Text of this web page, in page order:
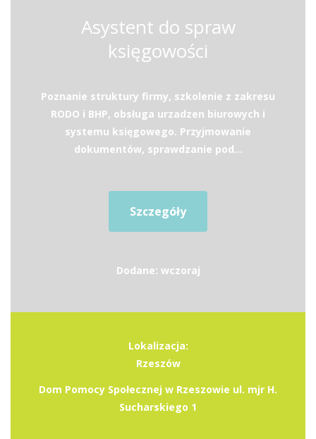
Asystent do spraw
księgowości
Poznanie struktury firmy, szkolenie z zakresu
RODO i BHP, obsługa urzadzen biurowych i
systemu księgowego. Przyjmowanie
dokumentów, sprawdzanie pod...
Szczegóły
Dodane: wczoraj
Lokalizacja:
Rzeszów
Dom Pomocy Społecznej w Rzeszowie ul. mjr H.
Sucharskiego 1